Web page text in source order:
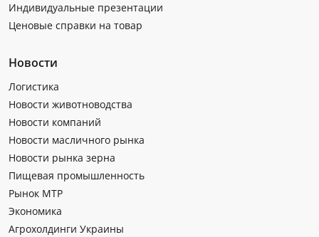
Индивидуальные презентации
Ценовые справки на товар
Новости
Логистика
Новости животноводства
Новости компаний
Новости масличного рынка
Новости рынка зерна
Пищевая промышленность
Рынок МТР
Экономика
Агрохолдинги Украины